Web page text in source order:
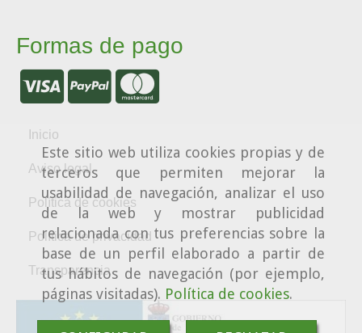
Este sitio web utiliza cookies propias y de
terceros que permiten mejorar la
usabilidad de navegación, analizar el uso
de la web y mostrar publicidad
relacionada con tus preferencias sobre la
base de un perfil elaborado a partir de
tus hábitos de navegación (por ejemplo,
páginas visitadas). Política de cookies.
Formas de pago
Inicio
Aviso legal
Política de cookies
Política de privacidad
Transparencia